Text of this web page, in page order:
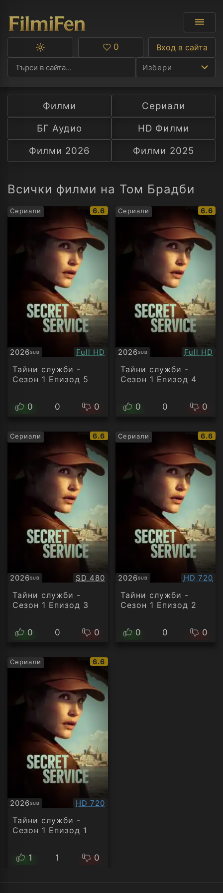
Избери
Ф
С
А
Превключване
тъмна
тема
Любими
0 Вход в сайта
Филми
Сериали
БГ Аудио
HD Филми
Филми 2026
Филми 2025
Всички филми на Том Брадби
Сериали
IMDb
рейтинг:
6.6
2026SUB
Субтитри Качество:
Full HD
Тайни служби -
Сезон 1 Епизод 5
0 0 0
Сериали
IMDb
6.6
2026SUB
Субтитри Full HD
Тайни служби -
Сезон 1 Епизод 4
0 0 0
Сериали
IMDb
рейтинг:
6.6
2026SUB
Субтитри Качество:
SD 480
Тайни служби -
Сезон 1 Епизод 3
0 0 0
Сериали
IMDb
6.6
2026SUB
Субтитри HD 720
Тайни служби -
Сезон 1 Епизод 2
0 0 0
Сериали
IMDb
6.6
2026SUB
Субтитри Качество:
HD 720
Тайни служби -
Сезон 1 Епизод 1
1 1 0